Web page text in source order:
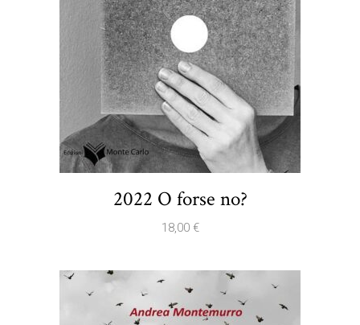
2022 O forse no?
18,00 €